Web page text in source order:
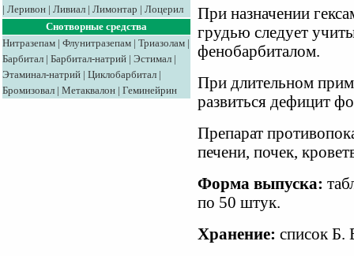
| Леривон | Ливиал | Лимонтар | Лоцерил
Снотворные средства
Нитразепам | Флунитразепам | Триазолам |
Барбитал | Барбитал-натрий | Эстимал |
Этаминал-натрий | Циклобарбитал |
Бромизовал | Метаквалон | Геминейрин
При назначении
грудью следует
фенобарбиталом.
При длительном
развиться дефицит
Препарат
печени, почек,
Форма выпуска:
по 50 штук.
Хранение: список Б.